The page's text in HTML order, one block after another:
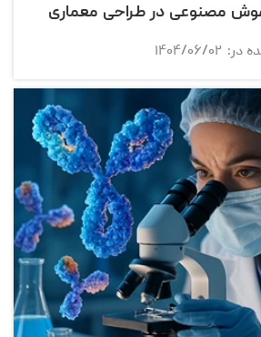
مصنوعی در طراحی معماری
در: ۱۴۰۴/۰۶/۰۲